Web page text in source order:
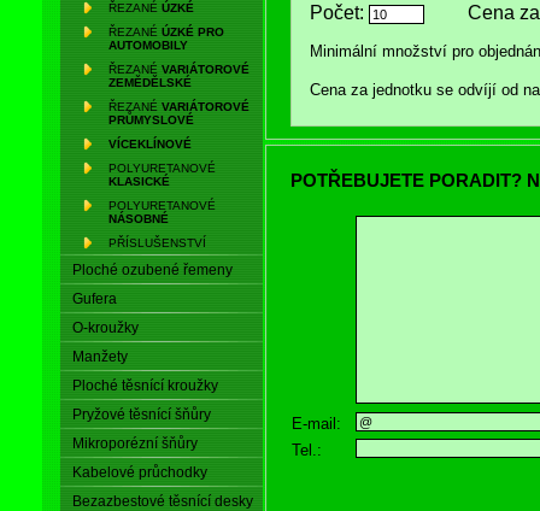
ŘEZANÉ ÚZKÉ
ŘEZANÉ ÚZKÉ PRO
AUTOMOBILY
ŘEZANÉ VARIÁTOROVÉ
ZEMĚDĚLSKÉ
ŘEZANÉ VARIÁTOROVÉ
PRŮMYSLOVÉ
VÍCEKLÍNOVÉ
POLYURETANOVÉ
KLASICKÉ
POLYURETANOVÉ
NÁSOBNÉ
PŘÍSLUŠENSTVÍ
Ploché ozubené řemeny
Gufera
O-kroužky
Manžety
Ploché těsnící kroužky
Pryžové těsnící šňůry
Mikroporézní šňůry
Kabelové průchodky
Bezazbestové těsnící desky
Počet: Cena za
Minimální množství pro
Cena za jednotku se odvíjí od
POTŘEBUJETE PORADIT?
E-mail:
Tel.: